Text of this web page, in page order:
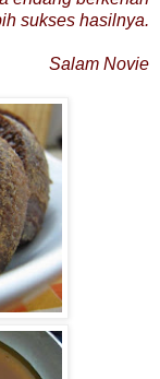
sukses hasilnya.
Salam Novie